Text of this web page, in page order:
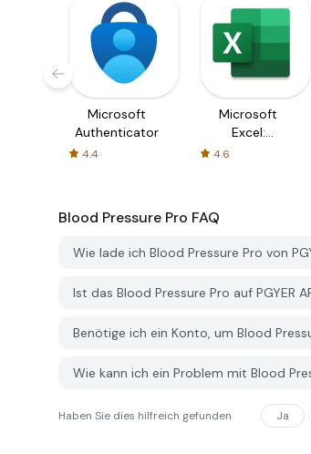
Microsoft
Authenticator
4.4
Microsoft
Excel:
Spreadsheets
4.6
Blood Pressure Pro FAQ
Wie lade ich Blood Pressure Pro von
Ist das Blood Pressure Pro auf PGYER
Benötige ich ein Konto, um Blood
Wie kann ich ein Problem mit Blood
Haben Sie dies hilfreich gefunden Ja